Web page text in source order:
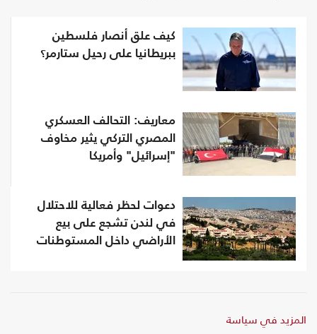
كيف علق أنصار فلسطين
ببريطانيا على رحيل ستارمر؟
معاريف: التحالف العسكري
المصري التركي يثير مخاوف
"إسرائيل" وأمريكا
دعوات لحظر فعالية للاحتلال
في لندن تشجع على بيع
الأراضي داخل المستوطنات
المزيد في سياسة